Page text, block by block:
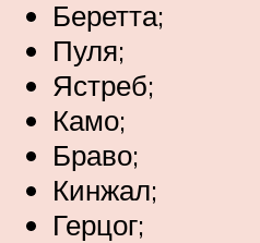
Беретта;
Пуля;
Ястреб;
Камо;
Браво;
Кинжал;
Герцог;